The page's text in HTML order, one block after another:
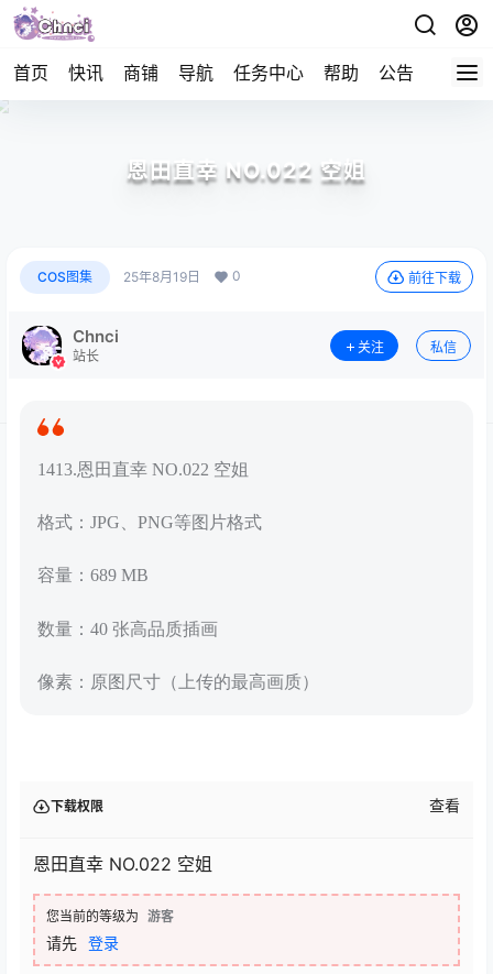
首页 快讯 商铺 导航 任务中心 帮助 公告 APP下
恩田直幸 NO.022 空姐
COS图集 25年8月19日 0 前往下载
Chnci
站长
关注 私信
1413.恩田直幸 NO.022 空姐
格式：JPG、PNG等图片格式
容量：689 MB
数量：40 张高品质插画
像素：原图尺寸（上传的最高画质）
下载权限 查看
恩田直幸 NO.022 空姐
您当前的等级为 游客
请先 登录